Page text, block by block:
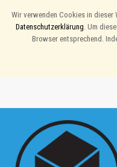
Wir verwenden Cookies in dieser
Datenschutzerklärung. Um
Browser entsprechend.